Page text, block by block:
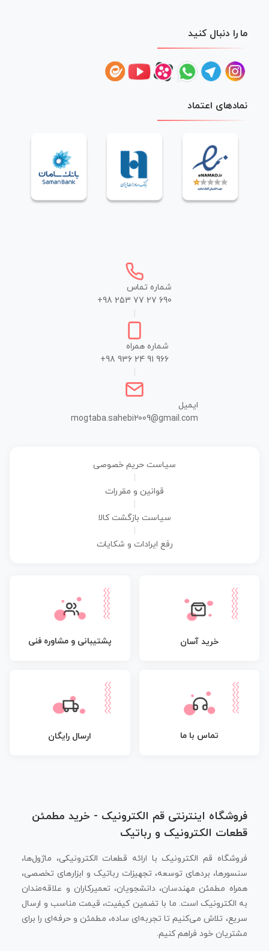
ما را دنبال کنید
نمادهای اعتماد
شماره تماس
+98 253 77 27 690
شماره همراه
+98 936 24 91 966
ایمیل
mogtaba.sahebi2009@gmail.com
سیاست حریم خصوصی
قوانین و مقررات
سیاست بازگشت کالا
رفع ایرادات و شکایات
خرید آسان پشتیبانی و مشاوره فنی
تماس با ما ارسال رایگان
فروشگاه اینترنتی قم الکترونیک - خرید مطمئن
قطعات الکترونیک و رباتیک
فروشگاه قم الکترونیک با ارائه قطعات الکترونیکی، ماژول‌ها،
سنسورها، بردهای توسعه، تجهیزات رباتیک و ابزارهای تخصصی،
همراه مطمئن مهندسان، دانشجویان، تعمیرکاران و علاقه‌مندان
به الکترونیک است. ما با تضمین کیفیت، قیمت مناسب و ارسال
سریع، تلاش می‌کنیم تا تجربه‌ای ساده، مطمئن و حرفه‌ای را برای
مشتریان خود فراهم کنیم.